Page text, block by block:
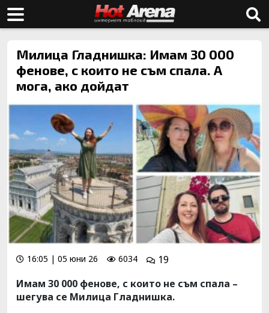
Милица Гладнишка: Имам 30 000
фенове, с които не съм спала. А
мога, ако дойдат
16:05 | 05 юни 26 6034
19
Имам 30 000 фенове, с които не съм спала –
шегува се Милица Гладнишка.